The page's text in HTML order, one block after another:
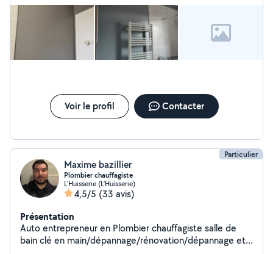
Voir le profil Contacter
Particulier
Maxime bazillier
Plombier chauffagiste
L'Huisserie (L'Huisserie)
4,5/5 (33 avis)
Présentation
Auto entrepreneur en Plombier chauffagiste salle de
bain clé en main/dépannage/rénovation/dépannage et